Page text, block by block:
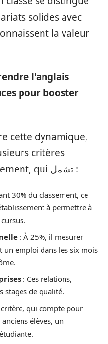
solides avec
la valeur
l'anglais
pour booster
cette dynamique,
critères
essentiels dans le classement, qui تشمل :
30% du classement, ce
à permettre à
: À 25%, il mesurer
emploi dans les six mois
: Ces relations,
stages de qualité.
critère, qui compte pour
élèves, un